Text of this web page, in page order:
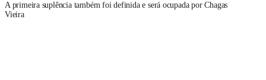
A primeira suplência também foi definida e será ocupada por Chagas
Vieira